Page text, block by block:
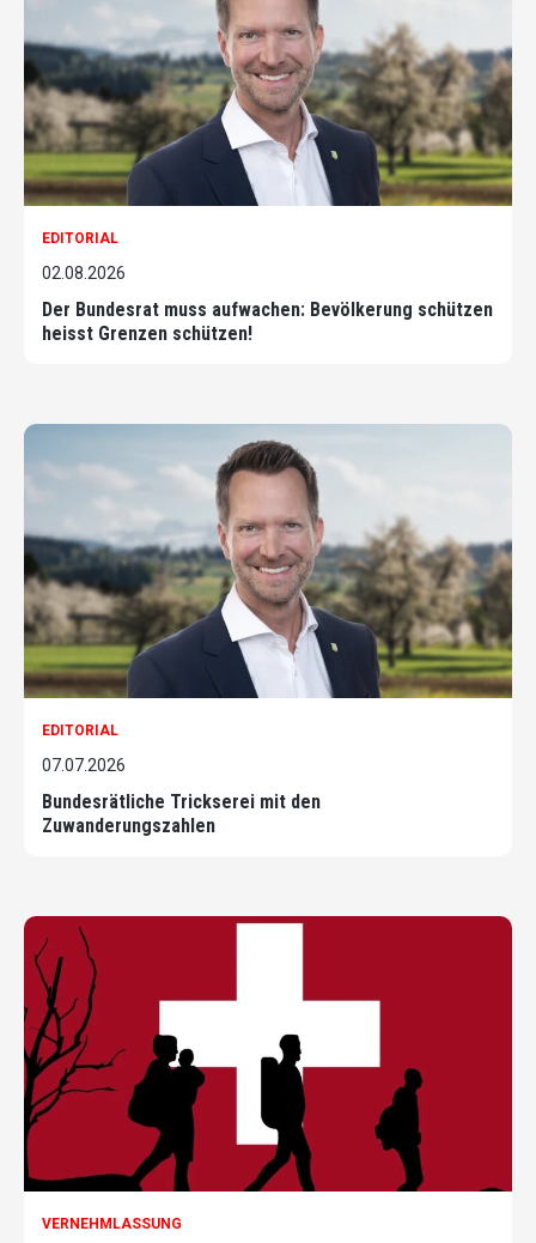
EDITORIAL
02.08.2026
Der Bundesrat muss aufwachen: Bevölkerung schützen
heisst Grenzen schützen!
EDITORIAL
07.07.2026
Bundesrätliche Trickserei mit den
Zuwanderungszahlen
VERNEHMLASSUNG